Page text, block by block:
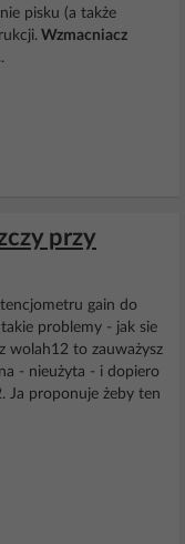
pisku (a także
Wzmacniacz
przy
gain do
problemy - jak sie
wolah12 to zauważysz
- nieużyta - i dopiero
Ja proponuje żeby ten